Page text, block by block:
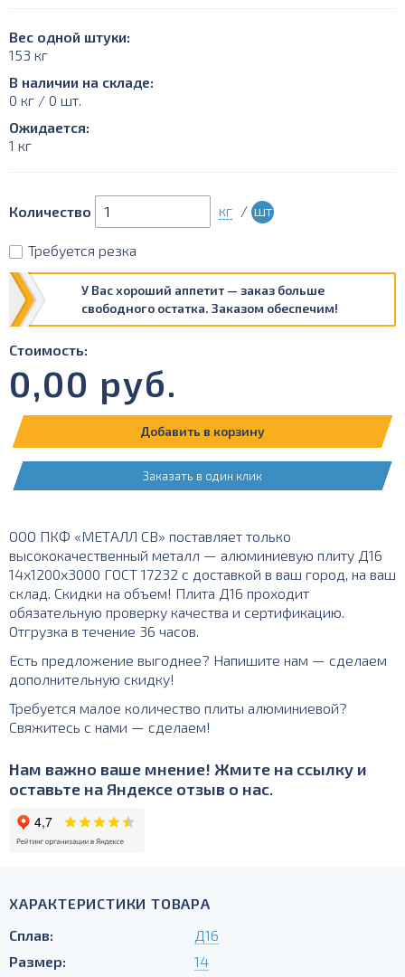
Вес одной штуки:
153 кг
В наличии на складе:
0 кг / 0 шт.
Ожидается:
1 кг
Количество кг / шт
Требуется резка
У Вас хороший аппетит — заказ больше
свободного остатка. Заказом обеспечим!
Стоимость:
0,00 руб.
Добавить в корзину
Заказать в один клик
ООО ПКФ «МЕТАЛЛ СВ» поставляет только
высококачественный металл — алюминиевую плиту Д16
14х1200х3000 ГОСТ 17232 с доставкой в ваш город, на ваш
склад. Скидки на объем! Плита Д16 проходит
обязательную проверку качества и сертификацию.
Отгрузка в течение 36 часов.
Есть предложение выгоднее? Напишите нам — сделаем
дополнительную скидку!
Требуется малое количество плиты алюминиевой?
Свяжитесь с нами — сделаем!
Нам важно ваше мнение! Жмите на ссылку и
оставьте на Яндексе отзыв о нас.
ХАРАКТЕРИСТИКИ ТОВАРА
Сплав:
Д16
Размер:
14